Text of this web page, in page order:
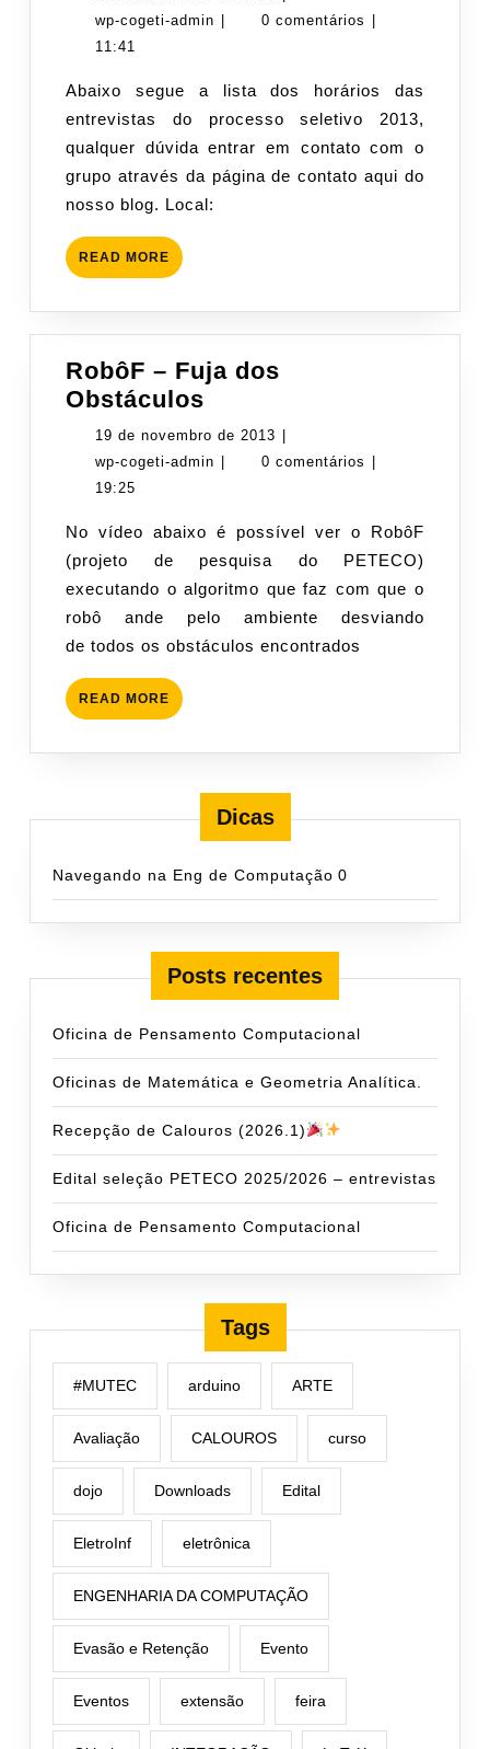
Seletivo
2013
de
2013
wp-cogeti-admin wp-
0 comentários
11:41
Abaixo segue a lista dos horários das
entrevistas do processo seletivo 2013,
qualquer dúvida entrar em contato com o
grupo através da página de contato aqui do
nosso blog. Local:
READ MORE READ
MORE
RobôF – Fuja dos
Obstáculos
–
Fuja
19 de novembro de 2013 19
de
2013
wp-cogeti-admin wp-
0 comentários
19:25
No vídeo abaixo é possível ver o RobôF
(projeto de pesquisa do PETECO)
executando o algoritmo que faz com que o
robô ande pelo ambiente desviando
de todos os obstáculos encontrados
READ MORE READ
MORE
Dicas
Navegando na Eng de Computação 0
Posts recentes
Oficina de Pensamento Computacional
Oficinas de Matemática e Geometria Analítica.
Recepção de Calouros (2026.1)
Edital seleção PETECO 2025/2026 – entrevistas
Oficina de Pensamento Computacional
Tags
#MUTEC arduino ARTE
Avaliação CALOUROS curso
dojo Downloads Edital
EletroInf eletrônica
ENGENHARIA DA COMPUTAÇÃO
Evasão e Retenção Evento
Eventos extensão feira